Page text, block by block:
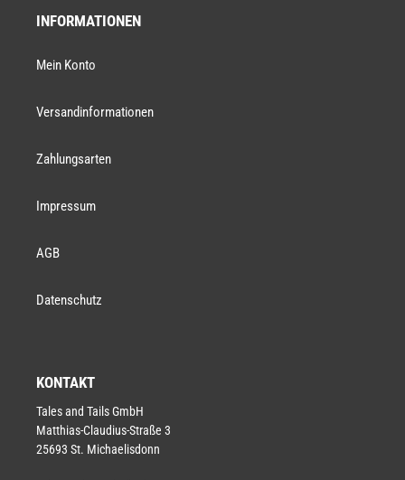
INFORMATIONEN
Mein Konto
Versandinformationen
Zahlungsarten
Impressum
AGB
Datenschutz
KONTAKT
Tales and Tails GmbH
Matthias-Claudius-Straße 3
25693 St. Michaelisdonn